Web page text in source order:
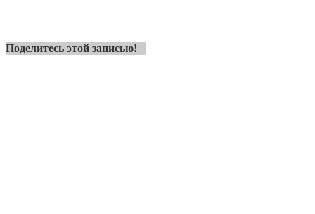
Поделитесь этой записью!